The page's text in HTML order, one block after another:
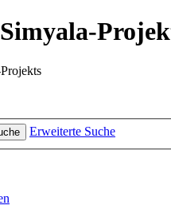
Erweiterte Suche